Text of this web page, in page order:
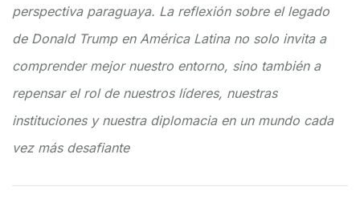
perspectiva paraguaya. La reflexión sobre el legado
de Donald Trump en América Latina no solo invita a
comprender mejor nuestro entorno, sino también a
repensar el rol de nuestros líderes, nuestras
instituciones y nuestra diplomacia en un mundo cada
vez más desafiante